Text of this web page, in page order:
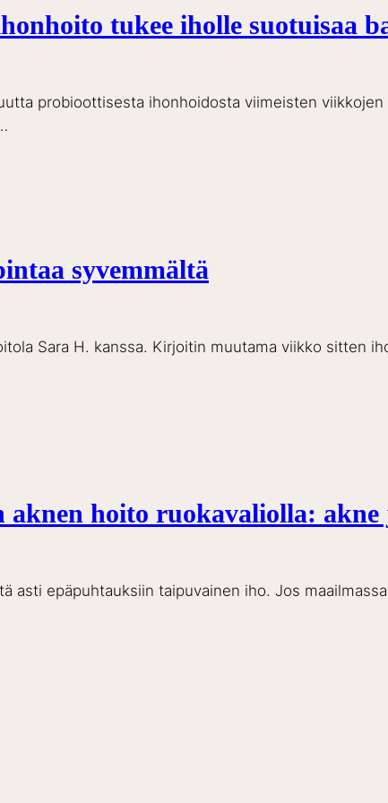
tukee iholle suotuisaa
probioottisesta ihonhoidosta viimeisten viikkojen
syvemmältä
Sara H. kanssa. Kirjoitin muutama viikko sitten
aknen hoito ruokavaliolla: akne
asti epäpuhtauksiin taipuvainen iho. Jos